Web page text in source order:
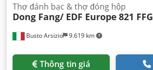
Busto Arsizio 9.619 km
Thợ đánh bạc & thợ đóng hộp
Dong Fang/ EDF Europe 821 FFG
Thông tin giá